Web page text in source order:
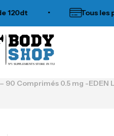
• Tous les
N°1 SUPPLEMENTS STORE IN TUNISIA
90 Comprimés 0.5 mg -EDEN